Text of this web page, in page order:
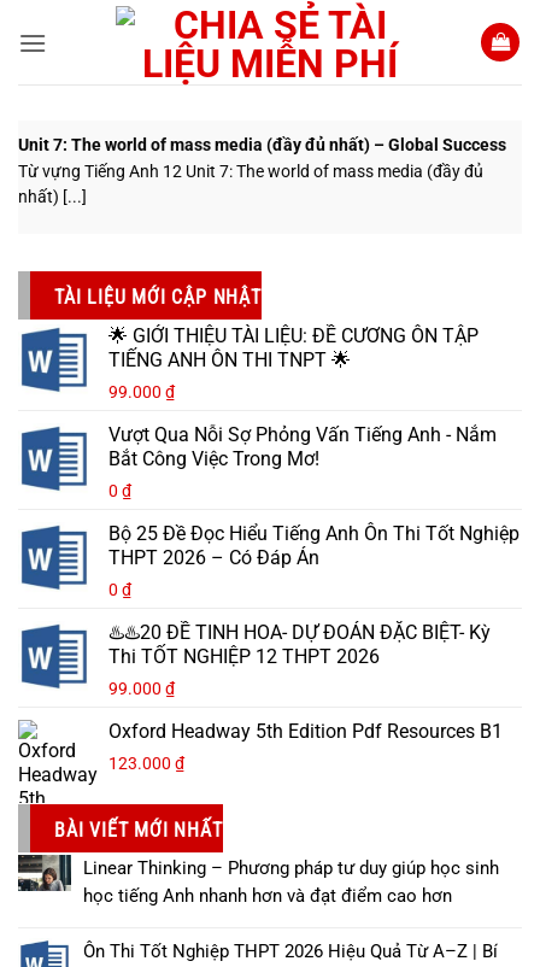
qua
Unit 7: The world of mass media (đầy đủ nhất) – Global Success
Từ vựng Tiếng Anh 12 Unit 7: The world of mass media (đầy đủ
nhất) [...]
TÀI LIỆU MỚI CẬP NHẬT
🌟 GIỚI THIỆU TÀI LIỆU: ĐỀ CƯƠNG ÔN TẬP
TIẾNG ANH ÔN THI TNPT 🌟
99.000 ₫
Vượt Qua Nỗi Sợ Phỏng Vấn Tiếng Anh - Nắm
Bắt Công Việc Trong Mơ!
0 ₫
Bộ 25 Đề Đọc Hiểu Tiếng Anh Ôn Thi Tốt Nghiệp
THPT 2026 – Có Đáp Án
0 ₫
♨️♨️20 ĐỀ TINH HOA- DỰ ĐOÁN ĐẶC BIỆT- Kỳ
Thi TỐT NGHIỆP 12 THPT 2026
99.000 ₫
Oxford Headway 5th Edition Pdf Resources B1
123.000 ₫
BÀI VIẾT MỚI NHẤT
Linear Thinking – Phương pháp tư duy giúp học sinh
học tiếng Anh nhanh hơn và đạt điểm cao hơn
Ôn Thi Tốt Nghiệp THPT 2026 Hiệu Quả Từ A–Z | Bí